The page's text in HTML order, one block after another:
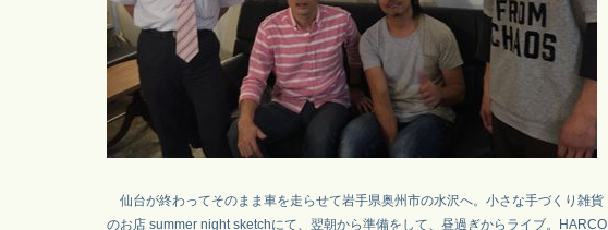
仙台が終わってそのまま車を走らせて岩手県奥州市の水沢へ。小さな手づくり雑貨
のお店 summer night sketchにて、翌朝から準備をして、昼過ぎからライブ。HARCO